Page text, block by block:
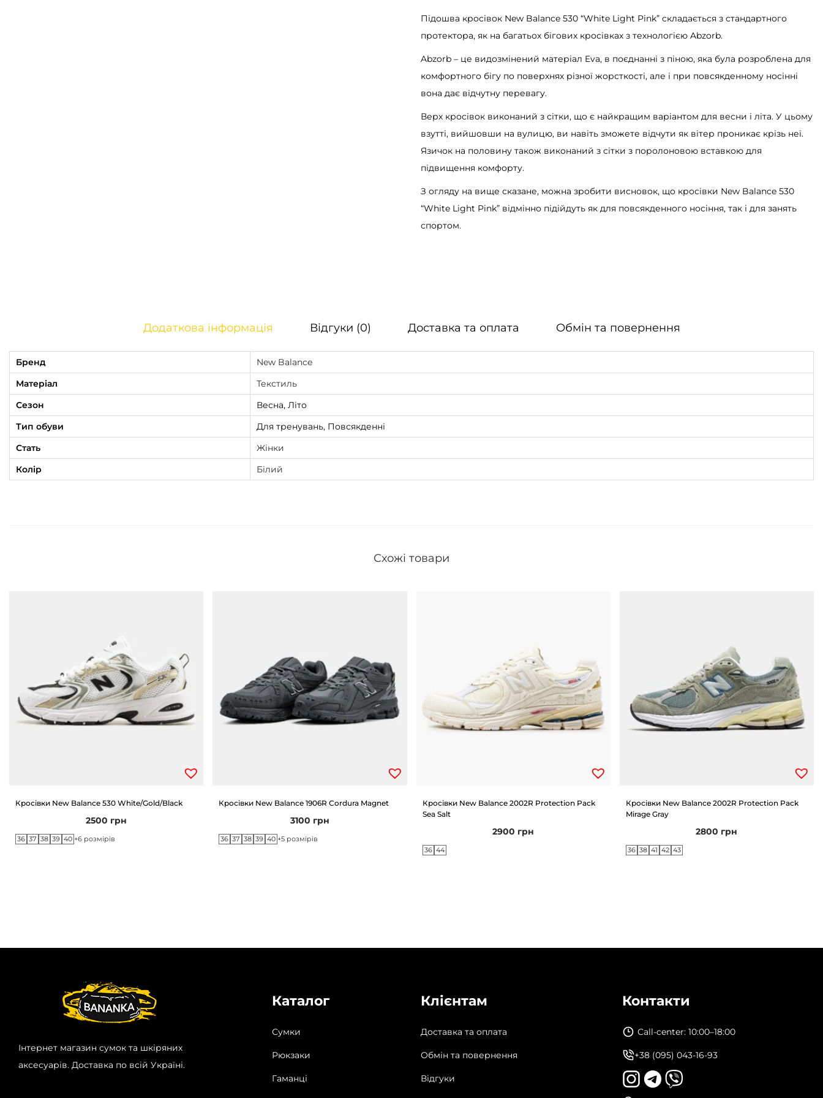
W
h
i
t
e
L
i
ь
к
ь
Підошва кросівок New Balance 530 “White Light Pink” складається з стандартного
протектора, як на багатьох бігових кросівках з технологією Abzorb.
Abzorb – це видозмінений матеріал Eva, в поєднанні з піною, яка була розроблена для
комфортного бігу по поверхнях різної жорсткості, але і при повсякденному носінні
вона дає відчутну перевагу.
Верх кросівок виконаний з сітки, що є найкращим варіантом для весни і літа. У цьому
взутті, вийшовши на вулицю, ви навіть зможете відчути як вітер проникає крізь неї.
Язичок на половину також виконаний з сітки з поролоновою вставкою для
підвищення комфорту.
З огляду на вище сказане, можна зробити висновок, що кросівки New Balance 530
“White Light Pink” відмінно підійдуть як для повсякденного носіння, так і для занять
спортом.
Додаткова інформація Відгуки (0) Доставка та оплата Обмін та повернення
Бренд
New Balance
Матеріал
Текстиль
Сезон
Весна, Літо
Тип обуви
Для тренувань, Повсякденні
Стать
Жінки
Колір
Білий
Схожі товари
Кросівки New Balance 530 White/Gold/Black
2500 грн
36 37 38 39 40 +6 розмірів
Кросівки New Balance 1906R Cordura Magnet
3100 грн
36 37 38 39 40 +5 розмірів
Кросівки New Balance 2002R Protection Pack
Sea Salt
2900 грн
36 44
Кросівки New Balance 2002R Protection Pack
Mirage Gray
2800 грн
36 38 41 42 43
Інтернет магазин сумок та шкіряних
аксесуарів. Доставка по всій Україні.
Каталог
Сумки
Рюкзаки
Гаманці
Клієнтам
Доставка та оплата
Обмін та повернення
Відгуки
Контакти
Call-center: 10:00–18:00
+38 (095) 043-16-93